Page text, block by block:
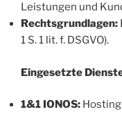
Leistungen und
Rechtsgrundlagen:
1 S. 1 lit. f. DSGVO).
Eingesetzte
1&1 IONOS: